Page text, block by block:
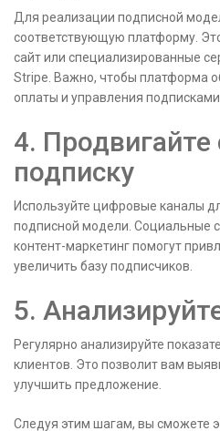
Для реализации подписной
соответствующую платформу.
сайт или специализированные
Stripe. Важно, чтобы платформа
оплаты и управления подписками.
4.
подписку
Используйте цифровые каналы
подписной модели. Социальные
контент-маркетинг помогут
увеличить базу подписчиков.
5.
Регулярно анализируйте
клиентов. Это позволит вам
улучшить предложение.
Следуя этим шагам, вы сможете